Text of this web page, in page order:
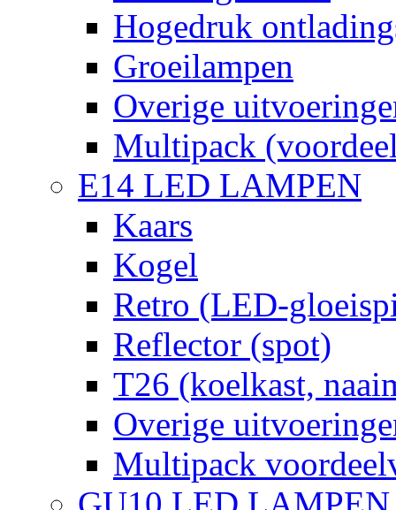
Hogedruk
Groeilampen
Overige
Multipack
E14 LED LAMPEN
Kaars
Kogel
Retro (LED-
Reflector (spot)
T26 (koelkast,
Overige
Multipack